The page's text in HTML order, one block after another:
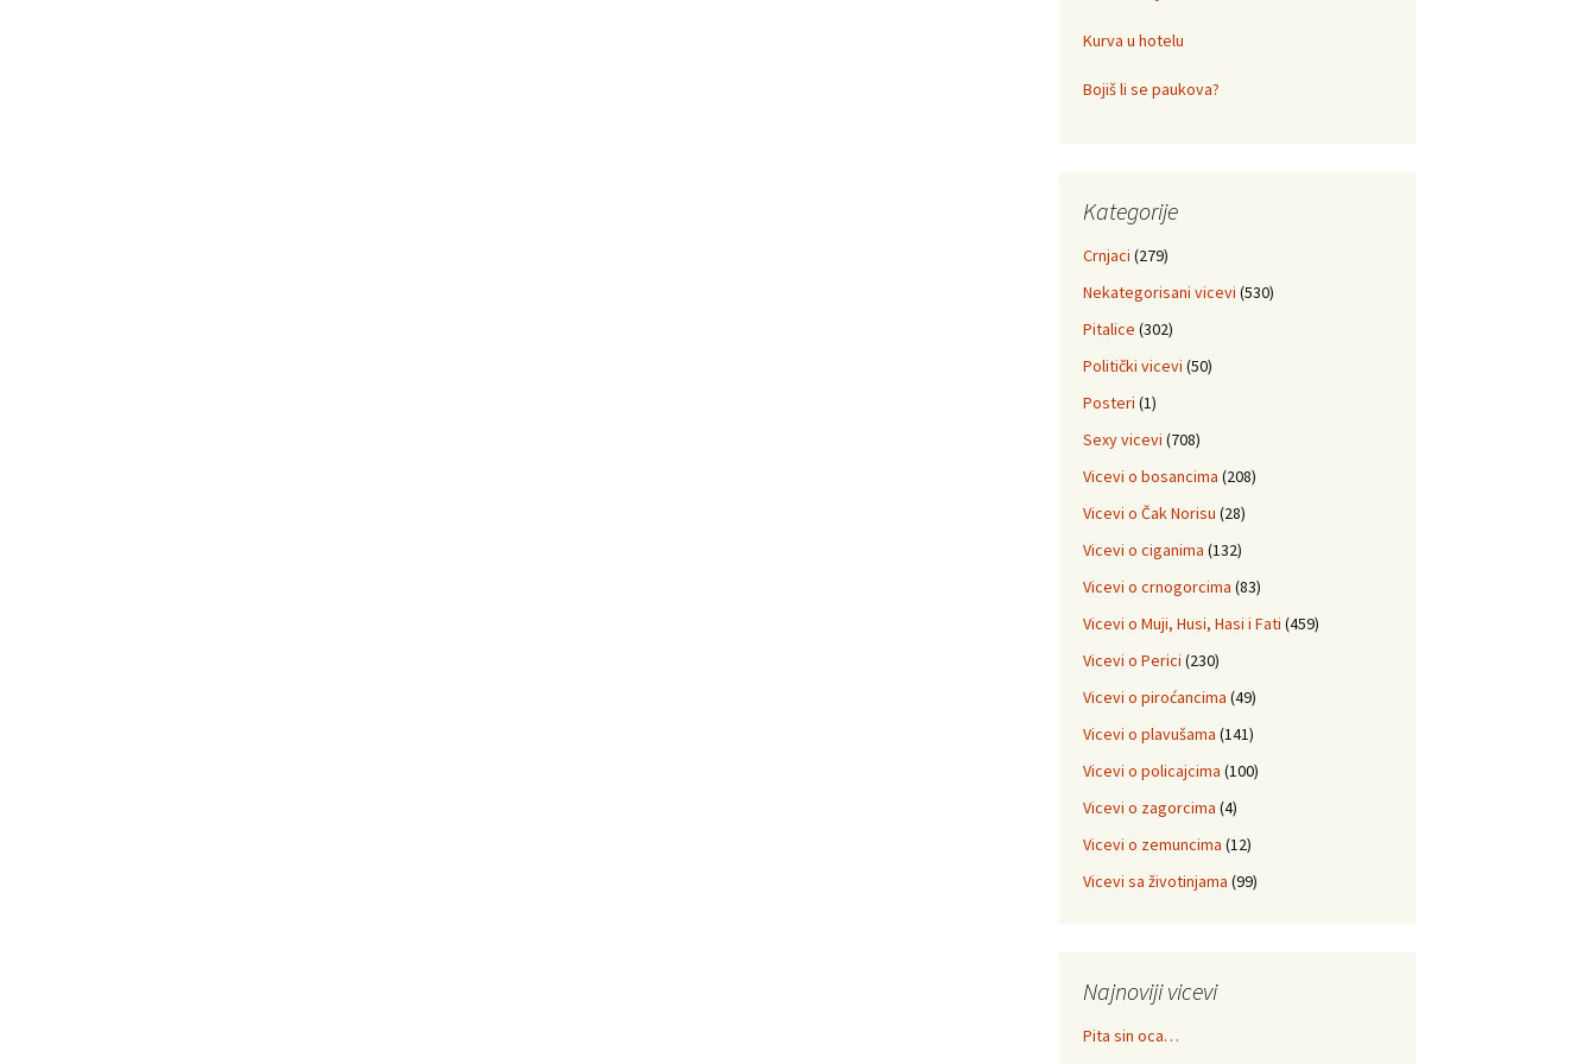
Kurva u hotelu
Bojiš li se paukova?
Kategorije
Crnjaci (279)
Nekategorisani vicevi (530)
Pitalice (302)
Politički vicevi (50)
Posteri (1)
Sexy vicevi (708)
Vicevi o bosancima (208)
Vicevi o Čak Norisu (28)
Vicevi o ciganima (132)
Vicevi o crnogorcima (83)
Vicevi o Muji, Husi, Hasi i Fati (459)
Vicevi o Perici (230)
Vicevi o piroćancima (49)
Vicevi o plavušama (141)
Vicevi o policajcima (100)
Vicevi o zagorcima (4)
Vicevi o zemuncima (12)
Vicevi sa životinjama (99)
Najnoviji vicevi
Pita sin oca…